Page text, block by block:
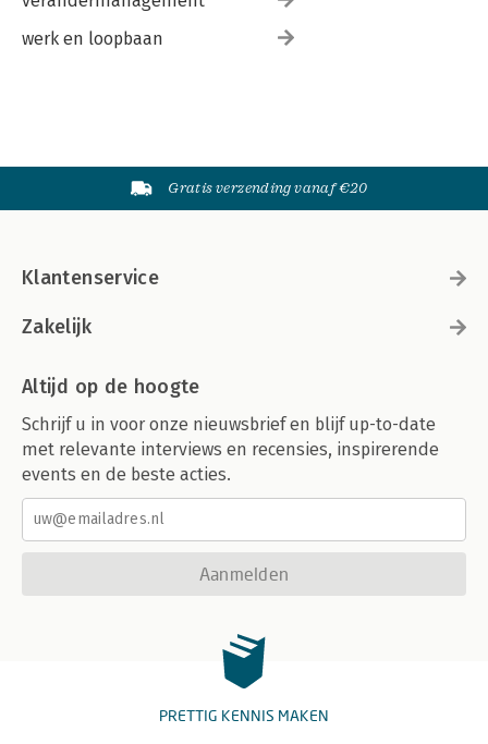
werk en loopbaan
Gratis verzending vanaf €20
Klantenservice
Zakelijk
Altijd op de hoogte
Schrijf u in voor onze nieuwsbrief en blijf up-to-date
met relevante interviews en recensies, inspirerende
events en de beste acties.
Aanmelden
PRETTIG KENNIS MAKEN